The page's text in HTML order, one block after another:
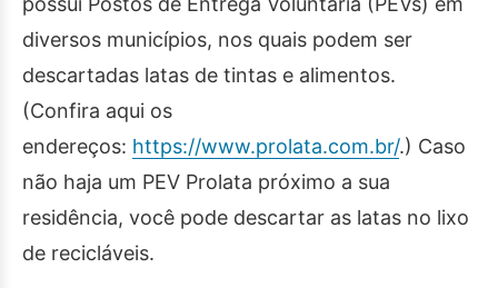
diversos municípios, nos quais podem ser
descartadas latas de tintas e alimentos.
(Confira aqui os
endereços: https://www.prolata.com.br/.) Caso
não haja um PEV Prolata próximo a sua
residência, você pode descartar as latas no lixo
de recicláveis.